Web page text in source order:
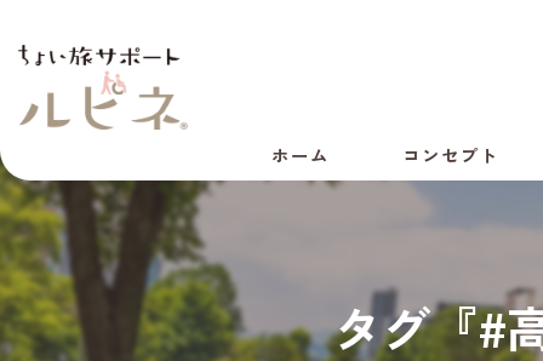
ホーム コンセプト
代表あいさつ
会社概要
採用情報
タグ『#